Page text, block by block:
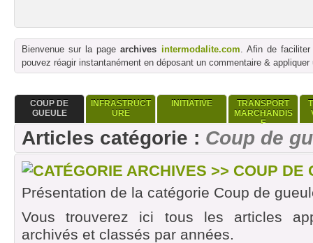
Bienvenue sur la pagearchives intermodalite.com. Afin de
pouvez réagir instantanément en déposant un commentaire & appliquer
COUP DE
GUEULE
INFRASTRUCT
URE
INITIATIVE
TRANSPORT
MARCHANDIS
E
Articles catégorie : Coup de
CATÉGORIE ARCHIVES >> COUP DE
Présentation de la catégorie Coup de
Vous trouverez ici tous les articles
archivés et classés par années.